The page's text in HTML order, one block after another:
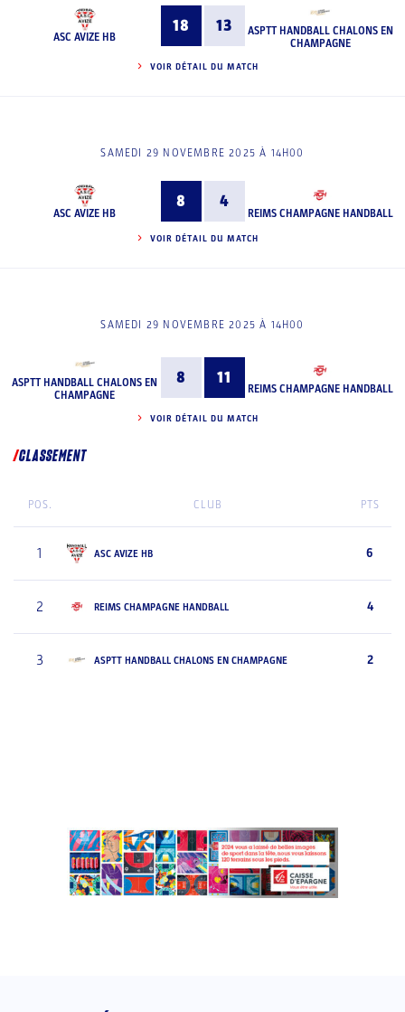
ASC AVIZE HB
18 13
ASPTT HANDBALL CHALONS EN
CHAMPAGNE
VOIR DÉTAIL DU MATCH
SAMEDI 29 NOVEMBRE 2025 À 14H00
ASC AVIZE HB
8 4
REIMS CHAMPAGNE HANDBALL
VOIR DÉTAIL DU MATCH
SAMEDI 29 NOVEMBRE 2025 À 14H00
ASPTT HANDBALL CHALONS EN
CHAMPAGNE
8 11
REIMS CHAMPAGNE HANDBALL
VOIR DÉTAIL DU MATCH
CLASSEMENT
POS. CLUB PTS
1 ASC AVIZE HB 6
2 REIMS CHAMPAGNE HANDBALL 4
3 ASPTT HANDBALL CHALONS EN CHAMPAGNE 2